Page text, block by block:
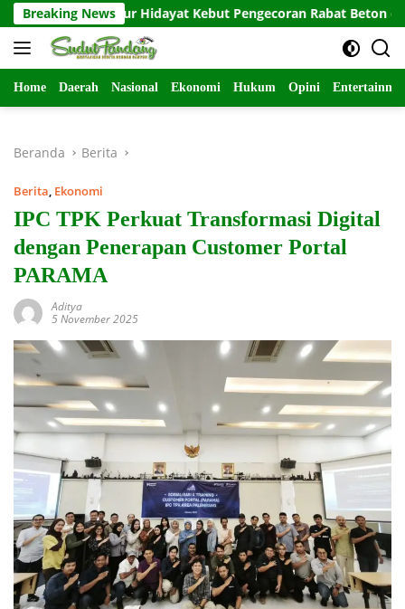
Langsung
ke
konten
Breaking News
Nur Hidayat Kebut Pengecoran Rabat Beton di Lumajang
Home Daerah Nasional Ekonomi Hukum Opini
Beranda Berita
Berita, Ekonomi
IPC TPK Perkuat Transformasi Digital
dengan Penerapan Customer Portal
PARAMA
Aditya
5 November 2025